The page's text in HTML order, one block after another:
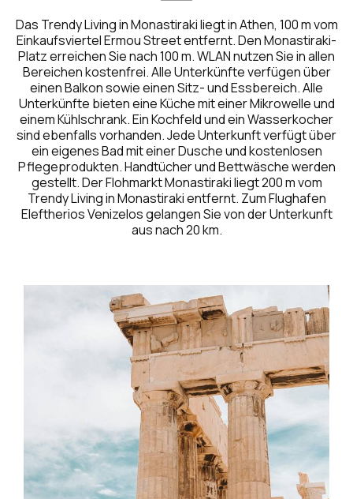
Das Trendy Living in Monastiraki liegt in Athen, 100 m vom
Einkaufsviertel Ermou Street entfernt. Den Monastiraki-
Platz erreichen Sie nach 100 m. WLAN nutzen Sie in allen
Bereichen kostenfrei. Alle Unterkünfte verfügen über
einen Balkon sowie einen Sitz- und Essbereich. Alle
Unterkünfte bieten eine Küche mit einer Mikrowelle und
einem Kühlschrank. Ein Kochfeld und ein Wasserkocher
sind ebenfalls vorhanden. Jede Unterkunft verfügt über
ein eigenes Bad mit einer Dusche und kostenlosen
Pflegeprodukten. Handtücher und Bettwäsche werden
gestellt. Der Flohmarkt Monastiraki liegt 200 m vom
Trendy Living in Monastiraki entfernt. Zum Flughafen
Eleftherios Venizelos gelangen Sie von der Unterkunft
aus nach 20 km.